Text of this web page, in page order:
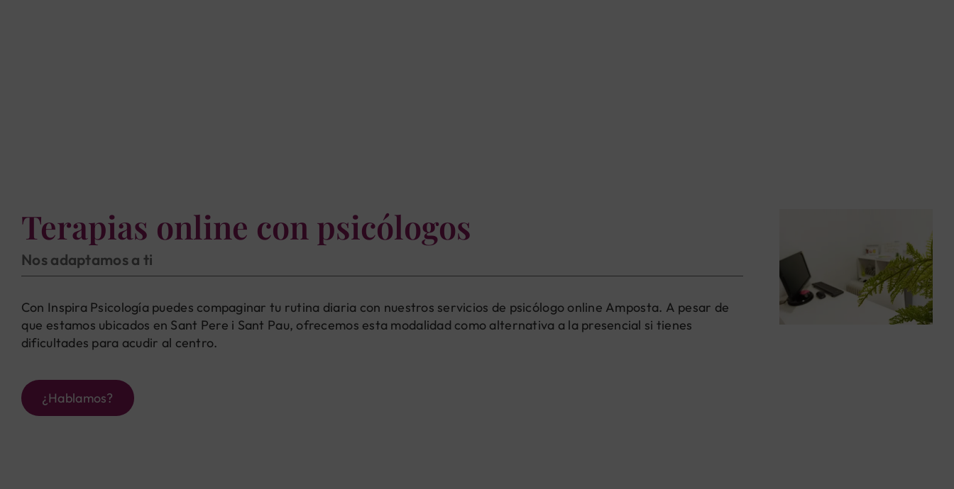
Terapias online con psicólogos
Nos adaptamos a ti
Con Inspira Psicología puedes compaginar tu rutina diaria con nuestros servicios de psicólogo online Amposta. A pesar de
que estamos ubicados en Sant Pere i Sant Pau, ofrecemos esta modalidad como alternativa a la presencial si tienes
dificultades para acudir al centro.
¿Hablamos?